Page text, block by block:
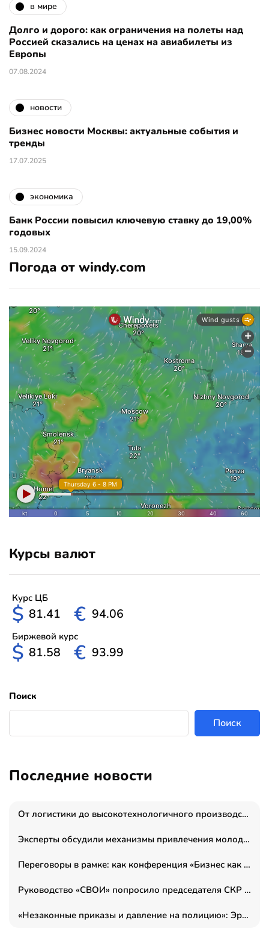
в мире
Долго и дорого: как ограничения на полеты над
Россией сказались на ценах на авиабилеты из
Европы
07.08.2024
новости
Бизнес новости Москвы: актуальные события и
тренды
17.07.2025
экономика
Банк России повысил ключевую ставку до 19,00%
годовых
15.09.2024
Погода от windy.com
Курсы валют
Курс ЦБ
$ 81.41 € 94.06
Биржевой курс
$ 81.58 € 93.99
Поиск
Поиск
Последние новости
От логистики до высокотехнологичного производства: как основатель “гагаринга” выстраивает экосистему безопасности и гражданских БПЛА
Эксперты обсудили механизмы привлечения молодых специалистов в промышленные города
Переговоры в рамке: как конференция «Бизнес как искусство» переформатирует деловой этикет в стенах ТПП РФ
Руководство «СВОИ» попросило председателя СКР дать правовую оценку обысков в тыловом штабе
«Незаконные приказы и давление на полицию»: Эрнеста Султанова задержали у посольства Израиля во время одиночного пикета